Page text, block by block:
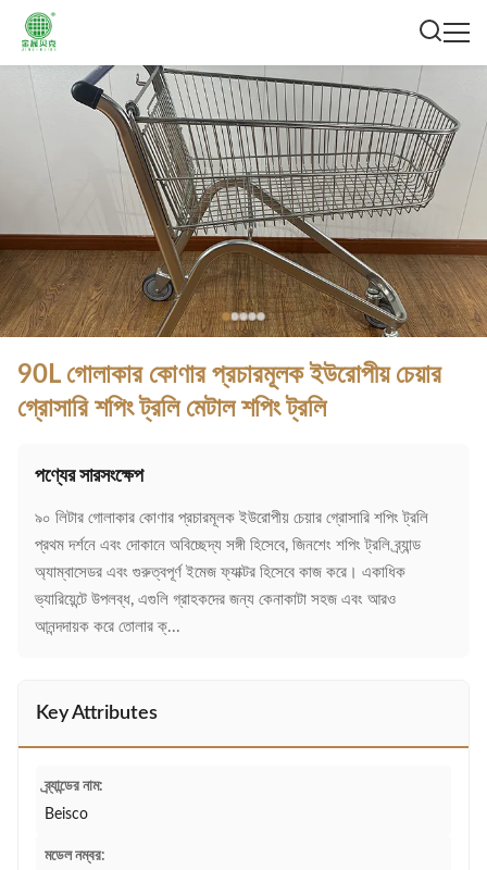
90L গোলাকার কোণার প্রচারমূলক ইউরোপীয় চেয়ার
গ্রোসারি শপিং ট্রলি মেটাল শপিং ট্রলি
পণ্যের সারসংক্ষেপ
৯০ লিটার গোলাকার কোণার প্রচারমূলক ইউরোপীয় চেয়ার গ্রোসারি শপিং ট্রলি
প্রথম দর্শনে এবং দোকানে অবিচ্ছেদ্য সঙ্গী হিসেবে, জিনশেং শপিং ট্রলি ব্র্যান্ড
অ্যাম্বাসেডর এবং গুরুত্বপূর্ণ ইমেজ ফ্যাক্টর হিসেবে কাজ করে। একাধিক
ভ্যারিয়েন্টে উপলব্ধ, এগুলি গ্রাহকদের জন্য কেনাকাটা সহজ এবং আরও
আনন্দদায়ক করে তোলার ক্...
Key Attributes
ব্র্যান্ডের নাম:
Beisco
মডেল নম্বর: